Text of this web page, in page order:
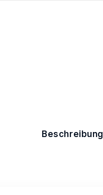
Beschreibung